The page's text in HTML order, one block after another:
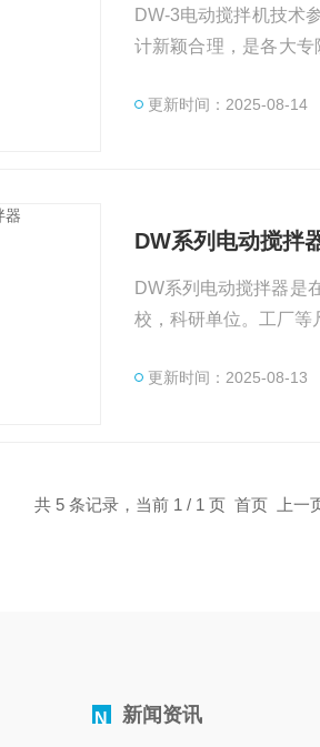
DW-3电动搅拌机技术
计新颖合理，是各大
有工作电压低、功率大
更新时间：2025-08-14
DW系列电动搅拌
DW系列电动搅拌器是
校，科研单位。工厂等
更新时间：2025-08-13
共 5 条记录，当前 1 / 1 页 首页 上
N 新闻资讯